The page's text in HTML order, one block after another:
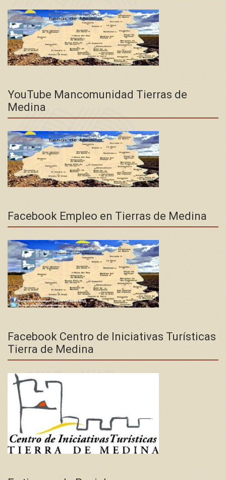
YouTube Mancomunidad Tierras de
Medina
Facebook Empleo en Tierras de Medina
Facebook Centro de Iniciativas Turísticas
Tierra de Medina